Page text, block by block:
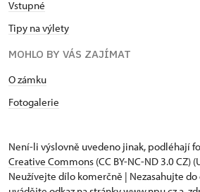
Vstupné
Tipy na výlety
MOHLO BY VÁS ZAJÍMAT
O zámku
Fotogalerie
Není-li výslovně uvedeno jinak, podléhají
Creative Commons (CC BY-NC-ND 3.0 CZ)
Neužívejte dílo komerčně | Nezasahujte